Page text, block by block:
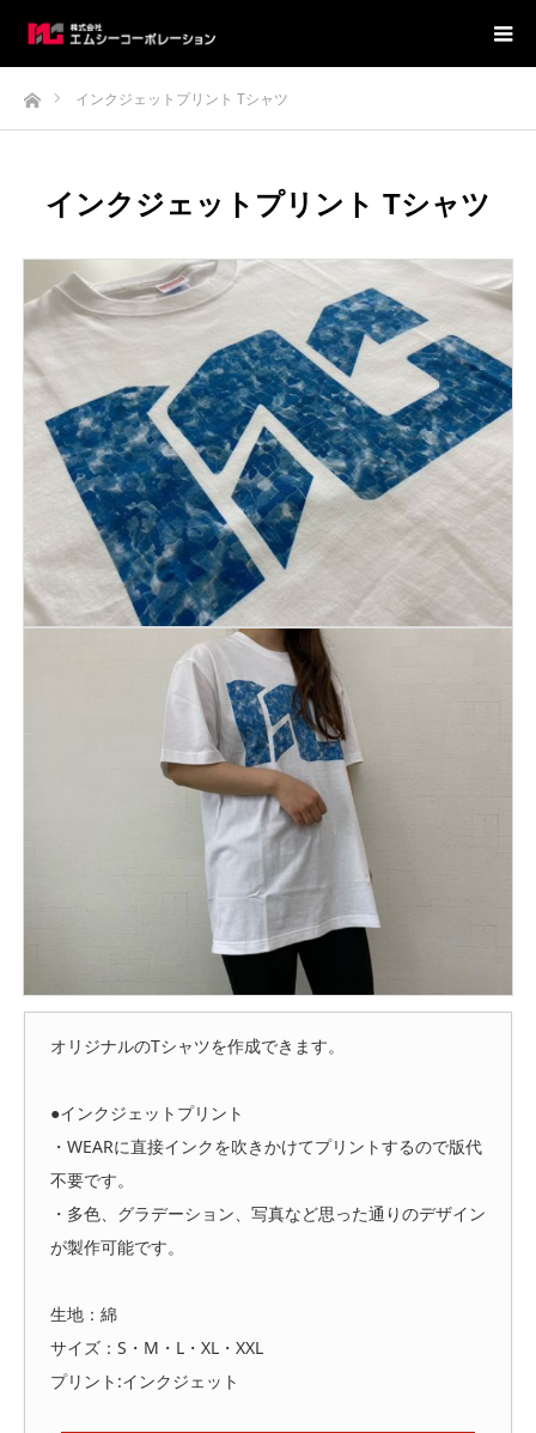
ホームインクジェットプリント Tシャツ
インクジェットプリント Tシャツ
オリジナルのTシャツを作成できます。
●インクジェットプリント
・WEARに直接インクを吹きかけてプリントするので版代
不要です。
・多色、グラデーション、写真など思った通りのデザイン
が製作可能です。
生地：綿
サイズ：S・M・L・XL・XXL
プリント:インクジェット